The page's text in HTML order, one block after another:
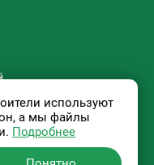
соглашением
России.
используют
а мы файлы
Подробнее